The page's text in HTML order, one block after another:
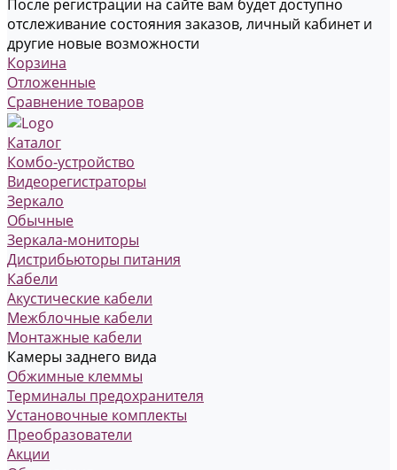
После регистрации на сайте вам будет доступно
отслеживание состояния заказов, личный кабинет и
другие новые возможности
Корзина
Отложенные
Сравнение товаров
Каталог
Комбо-устройство
Видеорегистраторы
Зеркало
Обычные
Зеркала-мониторы
Дистрибьюторы питания
Кабели
Акустические кабели
Межблочные кабели
Монтажные кабели
Камеры заднего вида
Обжимные клеммы
Терминалы предохранителя
Установочные комплекты
Преобразователи
Акции